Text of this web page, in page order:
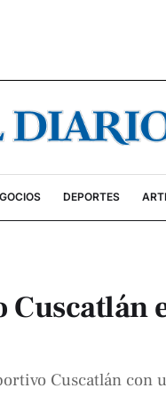
DEPORTES
Cuscatlán con